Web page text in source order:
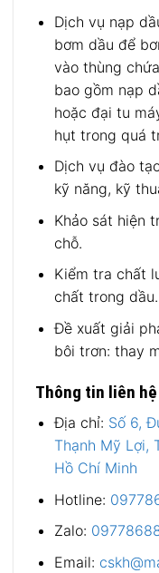
Dịch vụ nạp
bơm dầu để
vào thùng
bao gồm nạp
hoặc đại tu
hụt trong quá
Dịch vụ đào
kỹ năng, kỹ
Khảo sát hiện
chỗ.
Kiểm tra chất
chất trong dầu.
Đề xuất giải
bôi trơn: thay
Thông tin liên hệ
Địa chỉ: Số 6,
Thạnh Mỹ Lợi,
Hồ Chí Minh
Hotline:
Zalo:
Email: